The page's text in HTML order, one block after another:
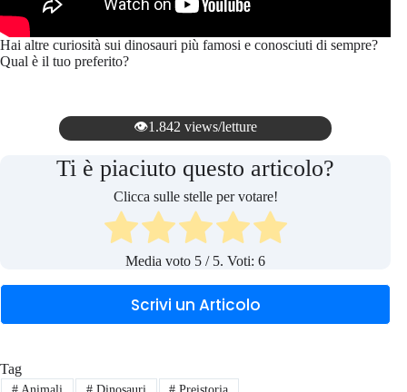
Hai altre curiosità sui dinosauri più famosi e conosciuti di sempre?
Qual è il tuo preferito?
👁️1.842 views/letture
Ti è piaciuto questo articolo?
Clicca sulle stelle per votare!
Media voto 5 / 5. Voti:6
Scrivi un Articolo
Tag